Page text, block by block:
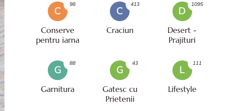
C
Conserve
pentru iarna
98
C
Craciun
413
D
Desert -
Prajituri
1095
G
Garnitura
88
G
Gatesc cu
Prietenii
43
L
Lifestyle
111